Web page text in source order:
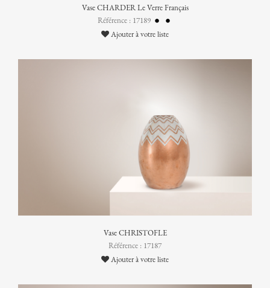
Vase CHARDER Le Verre Français
Référence : 17189
Ajouter à votre liste
Vase CHRISTOFLE
Référence : 17187
Ajouter à votre liste